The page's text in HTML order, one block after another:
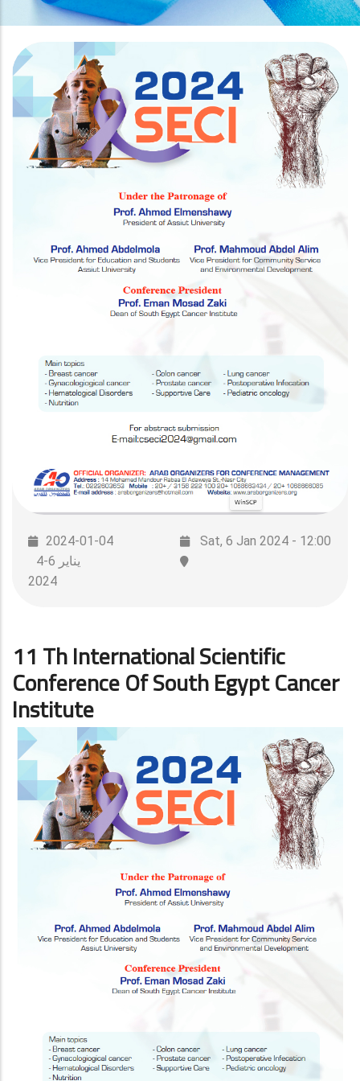
2024-01-04
4-6 يناير
2024
Sat, 6 Jan 2024 - 12:00
11 Th International Scientific
Conference Of South Egypt Cancer
Institute